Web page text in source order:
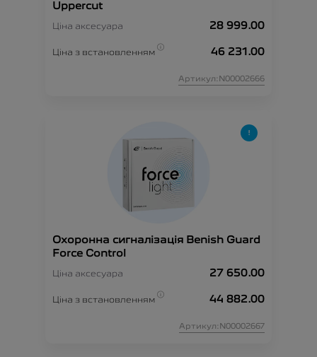
Uppercut
Ціна аксесуара 28 999.00
Ціна з встановленням 46 231.00
Артикул:N00002666
Охоронна сигналізація Benish Guard
Force Control
Ціна аксесуара 27 650.00
Ціна з встановленням 44 882.00
Артикул:N00002667